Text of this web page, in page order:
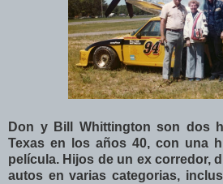
Don y Bill Whittington son dos
Texas en los años 40, con una
película. Hijos de un ex corredor,
autos en varias categorias,